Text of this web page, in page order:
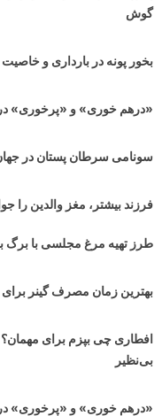
گوش
بخور پونه در بارداری و
«درهم خوری» و «پرخوری»
سونامی سرطان پستان در
فرزند بیشتر، مغز والدین را
طرز تهیه مرغ مجلسی با برگ
بهترین زمان مصرف گینر
افطاری چی بپزم برای مهمان؟
بی‌نظیر
«درهم خوری» و «پرخوری»